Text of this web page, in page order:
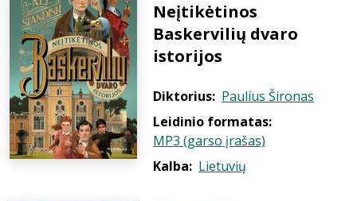
Neįtikėtinos
Baskervilių dvaro
istorijos
Diktorius: Paulius Šironas
Leidinio formatas:
MP3 (garso įrašas)
Kalba: Lietuvių